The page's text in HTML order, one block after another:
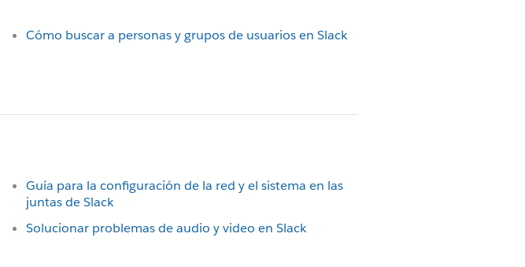
Cómo buscar a personas y grupos de usuarios en Slack
Guía para la configuración de la red y el sistema en las
juntas de Slack
Solucionar problemas de audio y video en Slack